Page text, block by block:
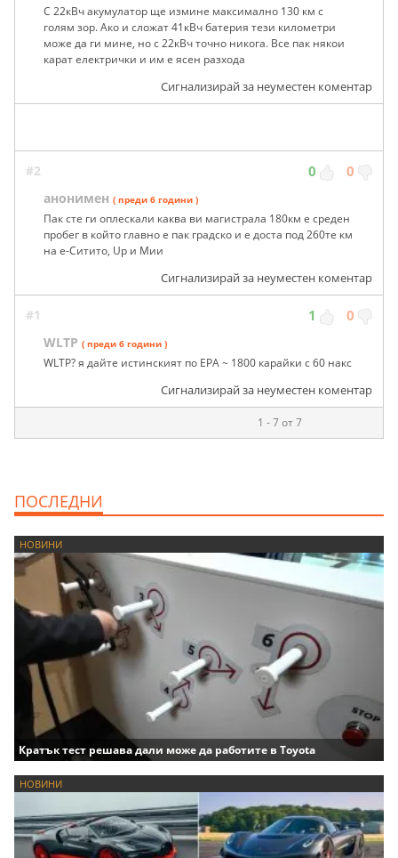
С 22кВч акумулатор ще измине максимално 130 км с
голям зор. Ако и сложат 41кВч батерия тези километри
може да ги мине, но с 22кВч точно никога. Все пак някои
карат електрички и им е ясен разхода
Сигнализирай за неуместен коментар
#2 0 0
анонимен ( преди 6 години )
Пак сте ги оплескали каква ви магистрала 180км е среден
пробег в който главно е пак градско и е доста под 260те км
на е-Ситито, Up и Мии
Сигнализирай за неуместен коментар
#1 1 0
WLTP ( преди 6 години )
WLTP? я дайте истинският по EPA ~ 1800 карайки с 60 накс
Сигнализирай за неуместен коментар
1 - 7 от 7
ПОСЛЕДНИ
НОВИНИ
Кратък тест решава дали може да работите в Toyota
НОВИНИ